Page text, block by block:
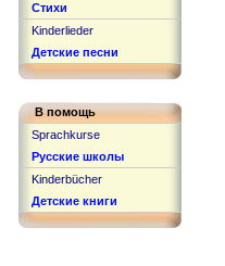
Стихи
Kinderlieder
Детские песни
В помощь
Sprachkurse
Русские школы
Kinderbücher
Детские книги